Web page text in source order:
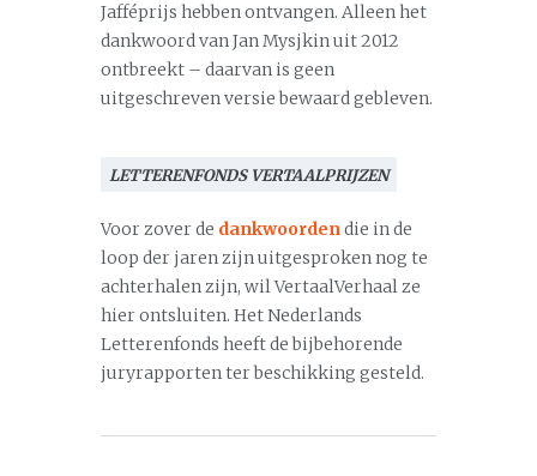
Jafféprijs hebben ontvangen. Alleen het
dankwoord van Jan Mysjkin uit 2012
ontbreekt – daarvan is geen
uitgeschreven versie bewaard gebleven.
LETTERENFONDS VERTAALPRIJZEN
Voor zover de dankwoordendie in de
loop der jaren zijn uitgesproken nog te
achterhalen zijn, wil VertaalVerhaal ze
hier ontsluiten. Het Nederlands
Letterenfonds heeft de bijbehorende
juryrapporten ter beschikking gesteld.